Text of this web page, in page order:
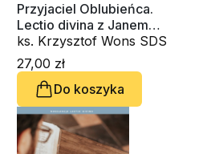
Przyjaciel Oblubieńca.
Lectio divina z Janem
Chrzcicielem (CD-
audiobook)
ks. Krzysztof Wons SDS
27,00 zł
Do koszyka